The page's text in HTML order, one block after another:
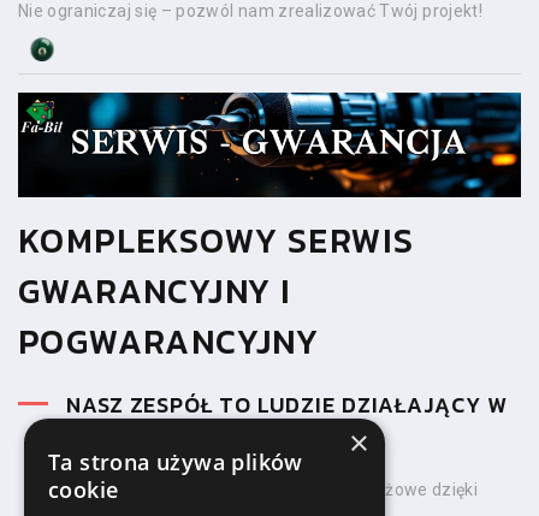
Nie ograniczaj się – pozwól nam zrealizować Twój projekt!
KOMPLEKSOWY SERWIS
GWARANCYJNY I
POGWARANCYJNY
NASZ ZESPÓŁ TO LUDZIE DZIAŁAJĄCY W
Zapewniamy pełne wsparcie posprzedażowe dzięki
×
Ta strona używa plików
cookie